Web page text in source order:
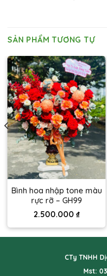
SẢN PHẨM TƯƠNG TỰ
Bình hoa nhập tone màu
rực rỡ – GH99
2.500.000 ₫
CTy TNHH
Mst: